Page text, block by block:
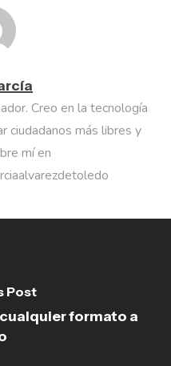
Creo en la tecnología
ciudadanos más libres y
mí en
Post
formato a